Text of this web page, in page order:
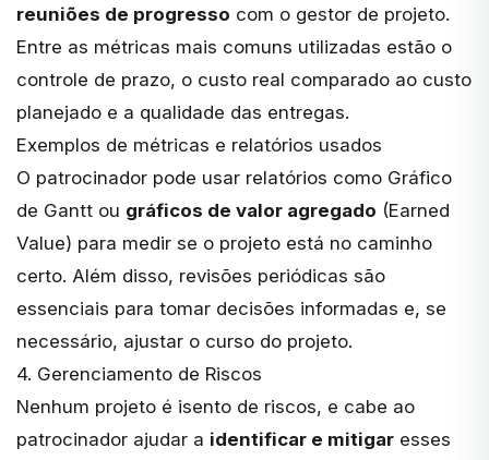
reuniões de progresso com o gestor de projeto.
Entre as métricas mais comuns utilizadas estão o
controle de prazo, o custo real comparado ao custo
planejado e a qualidade das entregas.
Exemplos de métricas e relatórios usados
O patrocinador pode usar relatórios como Gráfico
de Gantt ou gráficos de valor agregado (Earned
Value) para medir se o projeto está no caminho
certo. Além disso, revisões periódicas são
essenciais para tomar decisões informadas e, se
necessário, ajustar o curso do projeto.
4. Gerenciamento de Riscos
Nenhum projeto é isento de riscos, e cabe ao
patrocinador ajudar a identificar e mitigar esses